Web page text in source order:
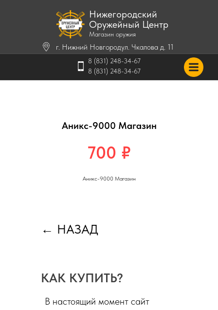
Нижегородский
Оружейный Центр
Магазин оружия
8 (831) 248-34-67
8 (831) 248-34-67
г. Нижний Новгородул. Чкалова д. 11
Аникс-9000 Магазин
700 ₽
Аникс-9000 Магазин
← НАЗАД
В настоящий момент сайт
КАК КУПИТЬ?